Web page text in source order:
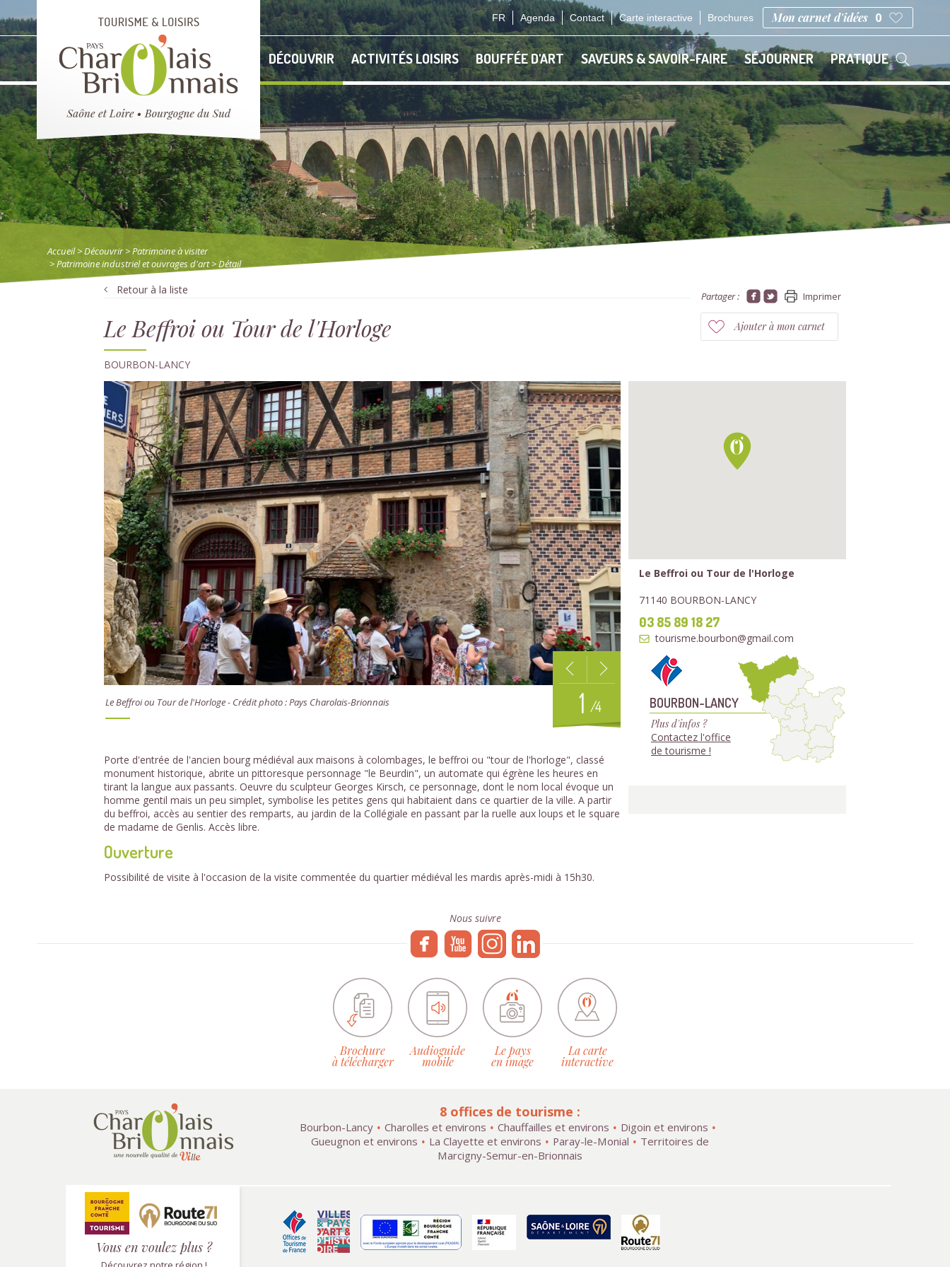
FR Agenda Contact Carte interactive Brochures Mon carnet d'idées 0
DÉCOUVRIR ACTIVITÉS LOISIRS BOUFFÉE D'ART SAVEURS & SAVOIR-FAIRE SÉJOURNER PRATIQUE
Accueil> Découvrir>Patrimoine à visiter
>Patrimoine industriel et ouvrages d'art> Détail
Retour à la liste Partager : Imprimer
Le Beffroi ou Tour de l'Horloge
BOURBON-LANCY
Ajouter à mon carnet
Le Beffroi ou Tour de l'Horloge - Crédit photo : Pays Charolais-Brionnais 1 /4
Porte d'entrée de l'ancien bourg médiéval aux maisons à colombages, le beffroi ou "tour de l'horloge", classé
monument historique, abrite un pittoresque personnage "le Beurdin", un automate qui égrène les heures en
tirant la langue aux passants. Oeuvre du sculpteur Georges Kirsch, ce personnage, dont le nom local évoque un
homme gentil mais un peu simplet, symbolise les petites gens qui habitaient dans ce quartier de la ville. A partir
du beffroi, accès au sentier des remparts, au jardin de la Collégiale en passant par la ruelle aux loups et le square
de madame de Genlis. Accès libre.
Ouverture
Possibilité de visite à l'occasion de la visite commentée du quartier médiéval les mardis après-midi à 15h30.
Le Beffroi ou Tour de l'Horloge
71140 BOURBON-LANCY
03 85 89 18 27
tourisme.bourbon@gmail.com
BOURBON-LANCY
Plus d'infos ?
Contactez l'office
de tourisme !
Nous suivre
Brochure
à télécharger
Audioguide
mobile
Le pays
en image
La carte
interactive
8 offices de tourisme :
Bourbon-Lancy Charolles et environs Chauffailles et environs
Digoin et environs
Gueugnon et environs
La Clayette et environs Paray-le-Monial
Territoires de
Marcigny-Semur-en-Brionnais
Vous en voulez plus ?